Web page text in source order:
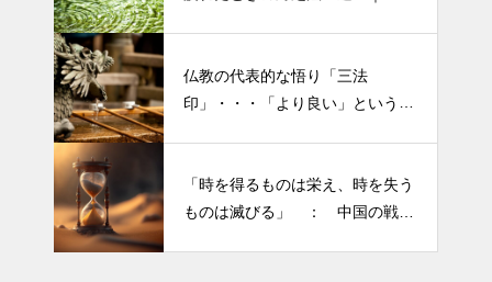
仏教の代表的な悟り「三法
印」・・・「より良い」という気
「時を得るものは栄え、時を失う
ものは滅びる」 ： 中国の戦国
半年ぶりの投稿です・・・さぼ
り癖がついてしまって・・・恥
2026 今年初めての投稿・・・
「食生活習慣の改善」が今年の